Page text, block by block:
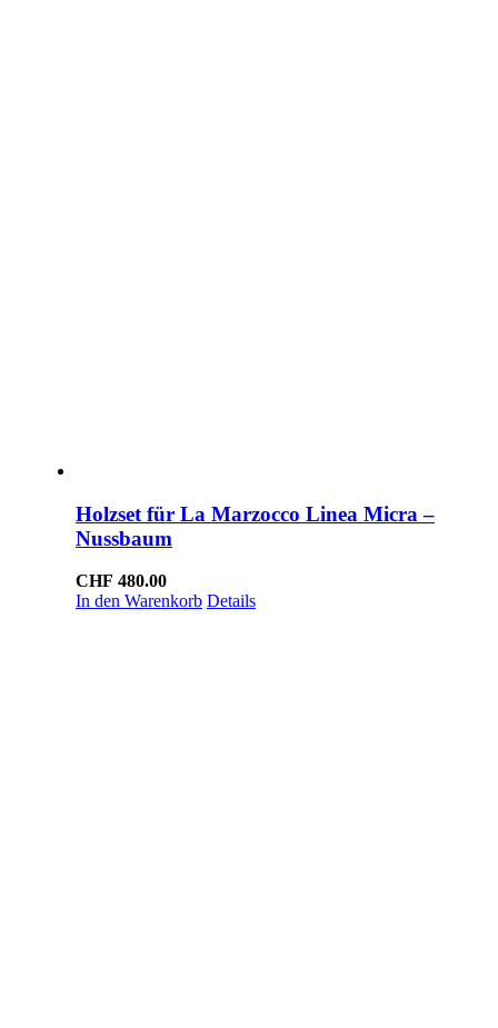
Holzset für La Marzocco Linea Micra –
Nussbaum
CHF 480.00
In den Warenkorb Details